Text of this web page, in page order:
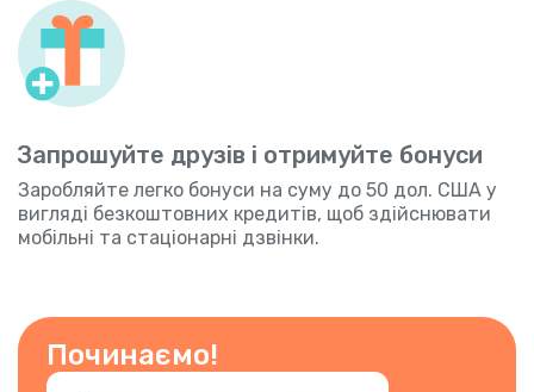
Запрошуйте друзів і отримуйте бонуси
Заробляйте легко бонуси на суму до 50 дол. США у
вигляді безкоштовних кредитів, щоб здійснювати
мобільні та стаціонарні дзвінки.
Починаємо!